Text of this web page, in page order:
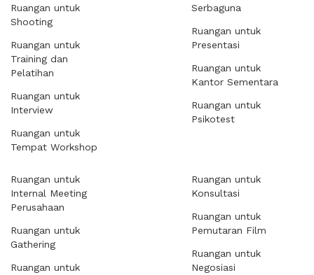
Ruangan untuk
Shooting
Ruangan untuk
Training dan
Pelatihan
Ruangan untuk
Interview
Ruangan untuk
Tempat Workshop
Serbaguna
Ruangan untuk
Presentasi
Ruangan untuk
Kantor Sementara
Ruangan untuk
Psikotest
Ruangan untuk
Internal Meeting
Perusahaan
Ruangan untuk
Gathering
Ruangan untuk
Ruangan untuk
Konsultasi
Ruangan untuk
Pemutaran Film
Ruangan untuk
Negosiasi